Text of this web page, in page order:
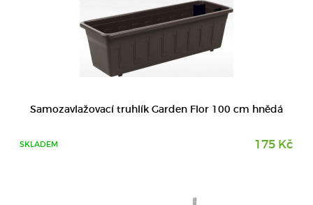
Samozavlažovací truhlík Garden Flor 100 cm hnědá
SKLADEM 175 Kč